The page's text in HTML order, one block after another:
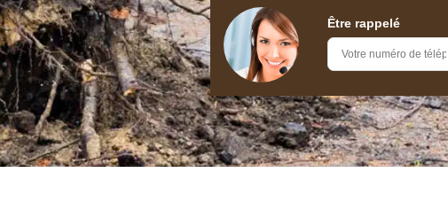
Être rappelé